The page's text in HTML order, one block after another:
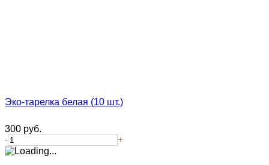
Эко-тарелка белая (10 шт.)
300 руб.
-
+